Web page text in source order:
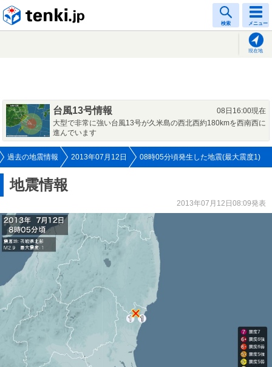
検索 メニュー
現在地
台風13号情報
08日16:00現在
大型で非常に強い台風13号が久米島の西北西約180kmを西南西に
進んでいます
過去の地震情報 2013年07月12日 08時05分頃発生した地震(最大震度1)
地震情報
2013年07月12日08:09発表